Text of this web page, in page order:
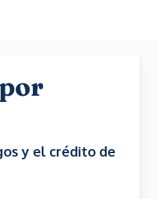
y el crédito de